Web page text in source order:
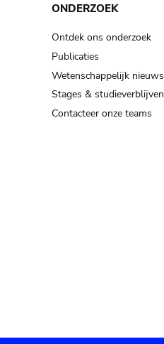
ONDERZOEK
Ontdek ons onderzoek
Publicaties
Wetenschappelijk nieuws
Stages & studieverblijven
Contacteer onze teams